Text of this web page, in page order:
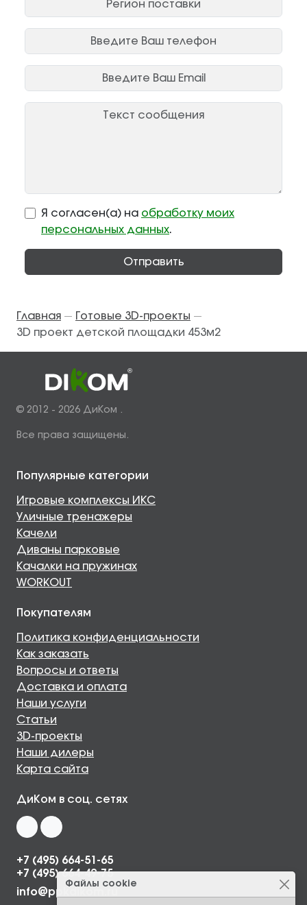
Я согласен(а) на обработку моих
персональных данных.
Отправить
Главная — Готовые 3D-проекты —
3D проект детской площадки 453м2
© 2012 - 2026 ДиКом .
Все права защищены.
Файлы cookie
Популярные категории
Игровые комплексы ИКС
Уличные тренажеры
Качели
Диваны парковые
Качалки на пружинах
WORKOUT
Покупателям
Политика конфиденциальности
Как заказать
Вопросы и ответы
Доставка и оплата
Наши услуги
Статьи
3D-проекты
Наши дилеры
Карта сайта
ДиКом в соц. сетях
+7 (495) 664-51-65
+7 (495) 664-49-75
info@ppkdikom.ru